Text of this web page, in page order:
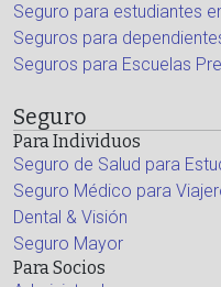
Seguro para estudiantes
Seguros para
Seguros para Escuelas
Seguro
Para Individuos
Seguro de Salud para
Seguro Médico para
Dental & Visión
Seguro Mayor
Para Socios